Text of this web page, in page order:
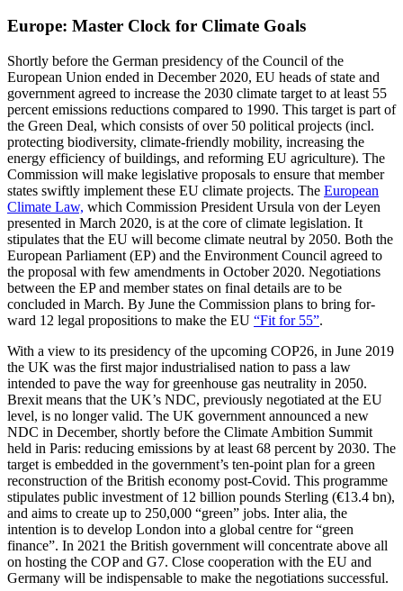
Europe: Master Clock for Climate Goals
Shortly before the German presidency of the Council of the
European Union ended in December 2020, EU heads of state and
government agreed to increase the 2030 climate target to at least 55
percent emis­sions reductions compared to 1990. This target is part of
the Green Deal, which con­sists of over 50 political projects (incl.
pro­tecting biodiversity, climate-friendly mobil­ity, increasing the
energy efficiency of build­ings, and reforming EU agriculture). The
Commission will make legislative proposals to ensure that member
states swiftly im­plement these EU climate projects. The Euro­pean
Climate Law, which Commission President Ursula von der Leyen
presented in March 2020, is at the core of climate legis­lation. It
stipulates that the EU will become climate neutral by 2050. Both the
European Parliament (EP) and the Environment Coun­cil agreed to
the proposal with few amend­ments in October 2020. Negotiations
be­tween the EP and member states on final details are to be
concluded in March. By June the Com­mission plans to bring for­
ward 12 legal propositions to make the EU “Fit for 55”.
With a view to its presidency of the up­coming COP26, in June 2019
the UK was the first major industrialised nation to pass a law
intended to pave the way for green­house gas neutrality in 2050.
Brexit means that the UK’s NDC, previously negotiated at the EU
level, is no longer valid. The UK government announced a new
NDC in December, shortly before the Climate Am­bition Summit
held in Paris: reducing emissions by at least 68 percent by 2030. The
target is embedded in the government’s ten-point plan for a green
reconstruction of the British economy post-Covid. This pro­gramme
stipulates public investment of 12 billion pounds Sterling (€13.4 bn),
and aims to create up to 250,000 “green” jobs. Inter alia, the
intention is to develop London into a global centre for “green
finance”. In 2021 the British government will concentrate above all
on hosting the COP and G7. Close cooperation with the EU and
Germany will be indispensable to make the negotiations successful.